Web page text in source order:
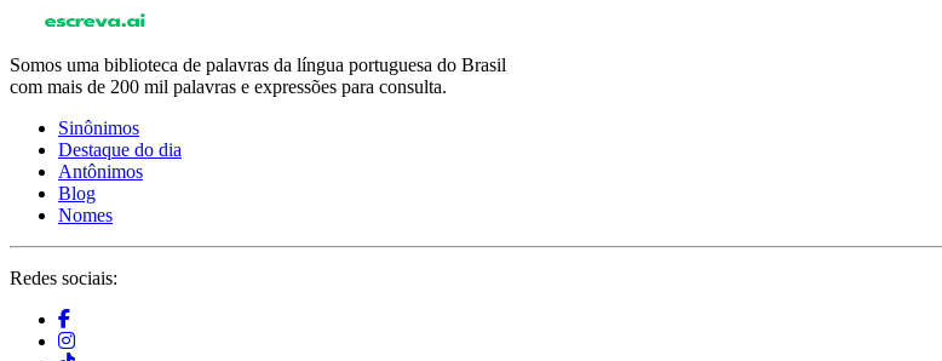
Somos uma biblioteca de palavras da língua portuguesa do Brasil
com mais de 200 mil palavras e expressões para consulta.
Sinônimos
Destaque do dia
Antônimos
Blog
Nomes
Redes sociais: